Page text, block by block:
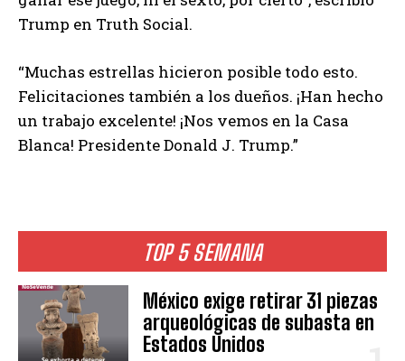
TOP 5 SEMANA
México exige retirar 31 piezas
arqueológicas de subasta en
Estados Unidos
Trump en Truth Social.
“Muchas estrellas hicieron posible todo esto.
Felicitaciones también a los dueños. ¡Han hecho
un trabajo excelente! ¡Nos vemos en la Casa
Blanca! Presidente Donald J. Trump.”